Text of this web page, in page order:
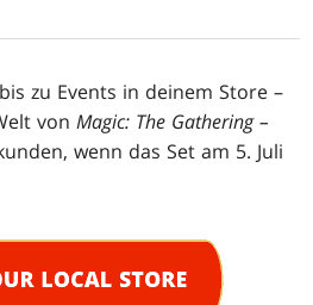
zu Events in deinem Store –
vonMagic: The Gathering –
wenn das Set am 5. Juli